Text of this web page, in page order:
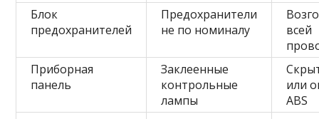
Блок
предохранителей
Предохранители
не по номиналу
всей
Приборная
панель
Заклеенные
контрольные
лампы
или
ABS